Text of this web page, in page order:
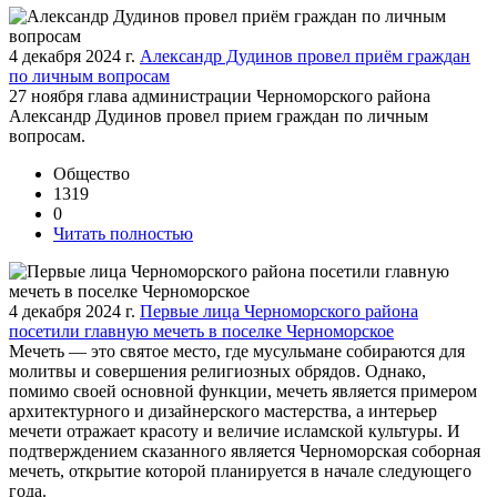
4 декабря 2024 г. Александр Дудинов провел приём граждан
по личным вопросам
27 ноября глава администрации Черноморского района
Александр Дудинов провел прием граждан по личным
вопросам.
Общество
1319
0
Читать полностью
4 декабря 2024 г. Первые лица Черноморского района
посетили главную мечеть в поселке Черноморское
Мечеть — это святое место, где мусульмане собираются для
молитвы и совершения религиозных обрядов. Однако,
помимо своей основной функции, мечеть является примером
архитектурного и дизайнерского мастерства, а интерьер
мечети отражает красоту и величие исламской культуры. И
подтверждением сказанного является Черноморская соборная
мечеть, открытие которой планируется в начале следующего
года.